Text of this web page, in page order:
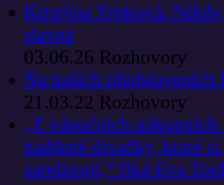
Kristýna Trpková: Nikdy
slavná
03.06.26 Rozhovory
Na našich
21.03.22 Rozhovory
„Z vánočních
nadšené divačky, které
zarelaxují,“ říká Eva